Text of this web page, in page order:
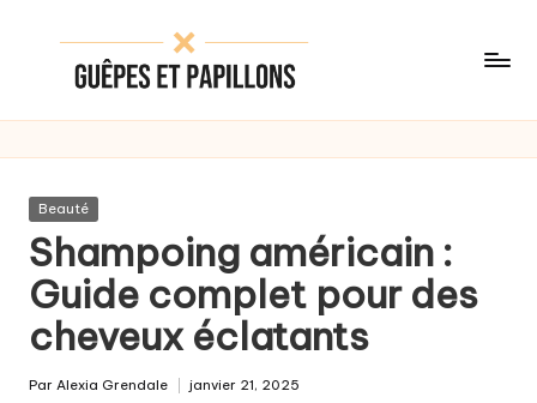
Posted
Beauté
Shampoing américain :
Guide complet pour des
cheveux éclatants
Par Alexia Grendale janvier 21, 2025